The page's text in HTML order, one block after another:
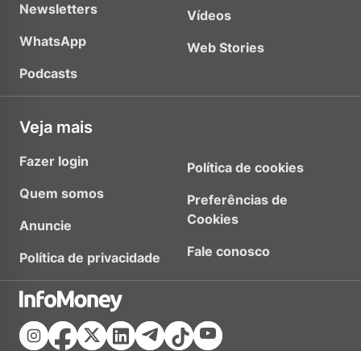
Newsletters
WhatsApp
Podcasts
Vídeos
Web Stories
Veja mais
Fazer login
Quem somos
Anuncie
Política de privacidade
Política de cookies
Preferências de
Cookies
Fale conosco